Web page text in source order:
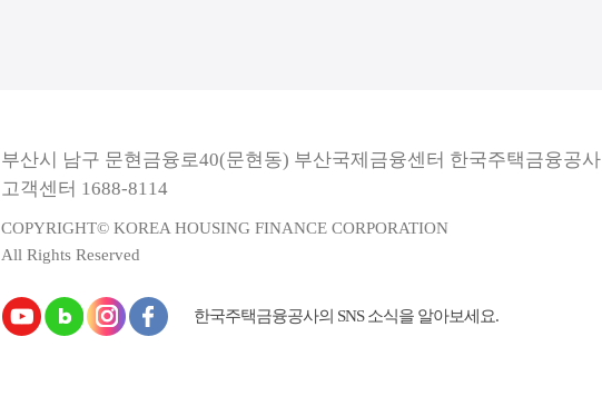
부산시 남구 문현금융로40(문현동) 부산국제금융센터 한국주택금융공사
고객센터 1688-8114
COPYRIGHT© KOREA HOUSING FINANCE CORPORATION
All Rights Reserved
한국주택금융공사의 SNS 소식을 알아보세요.